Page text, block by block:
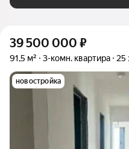
39 500 000 ₽
91,5 м² 3-комн. квартира 25
новостройка